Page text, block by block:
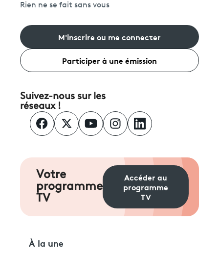
Rien ne se fait sans vous
M'inscrire ou me connecter
Participer à une émission
Suivez-nous sur les
réseaux !
Votre
programme
TV
Accéder au
programme
TV
À la une